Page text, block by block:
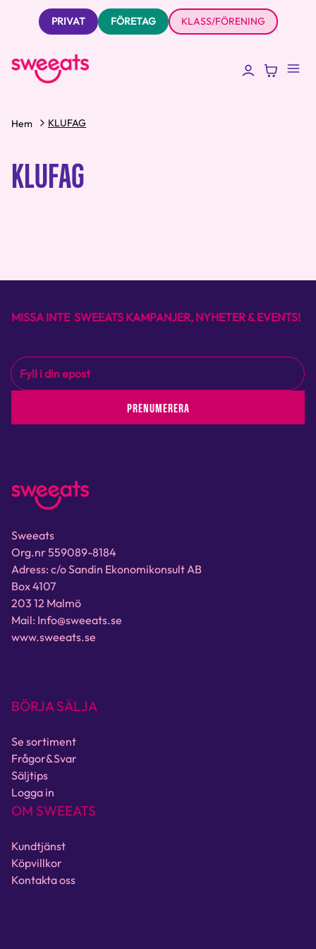
PRIVAT FÖRETAG KLASS/FÖRENING
Hem KLUFAG
KLUFAG
MISSA INTE SWEEATS KAMPANJER, NYHETER & EVENTS!
PRENUMERERA
Sweeats
Org.nr 559089-8184
Adress: c/o Sandin Ekonomikonsult AB
Box 4107
203 12 Malmö
Mail: Info@sweeats.se
www.sweeats.se
BÖRJA SÄLJA
Se sortiment
Frågor&Svar
Säljtips
Logga in
OM SWEEATS
Kundtjänst
Köpvillkor
Kontakta oss